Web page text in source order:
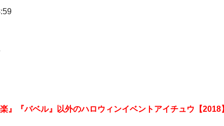
『バベル』以外のハロウィンイベントアイチュウ【2018